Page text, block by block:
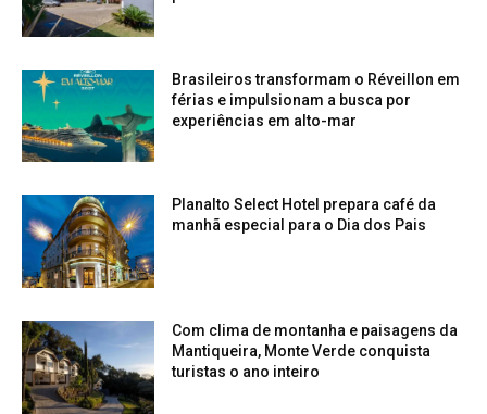
Brasileiros transformam o Réveillon em
férias e impulsionam a busca por
experiências em alto-mar
Planalto Select Hotel prepara café da
manhã especial para o Dia dos Pais
Com clima de montanha e paisagens da
Mantiqueira, Monte Verde conquista
turistas o ano inteiro